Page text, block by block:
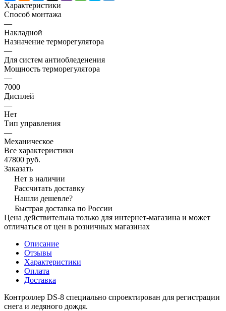
Характеристики
Способ монтажа
—
Накладной
Назначение терморегулятора
—
Для систем антиобледенения
Мощность терморегулятора
—
7000
Дисплей
—
Нет
Тип управления
—
Механическое
Все характеристики
47800 руб.
Заказать
Нет в наличии
Рассчитать доставку
Нашли дешевле?
Быстрая доставка по России
Цена действительна только для интернет-магазина и может
отличаться от цен в розничных магазинах
Описание
Отзывы
Характеристики
Оплата
Доставка
Контроллер DS-8 специально спроектирован для регистрации
снега и ледяного дождя.